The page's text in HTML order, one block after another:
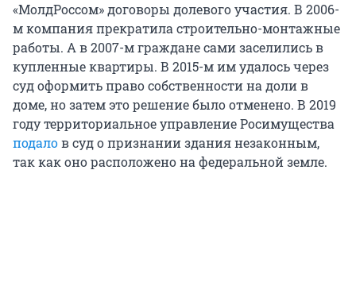
«МолдРоссом» договоры долевого участия. В 2006-
м компания прекратила строительно-монтажные
работы. А в 2007-м граждане сами заселились в
купленные квартиры. В 2015-м им удалось через
суд оформить право собственности на доли в
доме, но затем это решение было отменено. В 2019
году территориальное управление Росимущества
подалов суд о признании здания незаконным,
так как оно расположено на федеральной земле.